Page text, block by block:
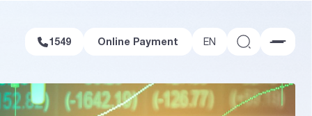
1549 Online Payment
1549 Online Payment EN